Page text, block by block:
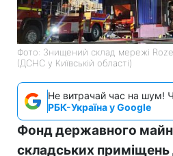
Фото: Знищений склад мережі
(ДСНС у Київській області)
Не витрачай час на шум!
РБК-Україна у Google
Фонд державного
складських